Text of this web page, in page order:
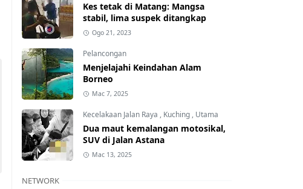
Kes tetak di Matang: Mangsa
stabil, lima suspek ditangkap
Ogo 21, 2023
Pelancongan
Menjelajahi Keindahan Alam
Borneo
Mac 7, 2025
Kecelakaan Jalan Raya , Kuching , Utama
Dua maut kemalangan motosikal,
SUV di Jalan Astana
Mac 13, 2025
NETWORK